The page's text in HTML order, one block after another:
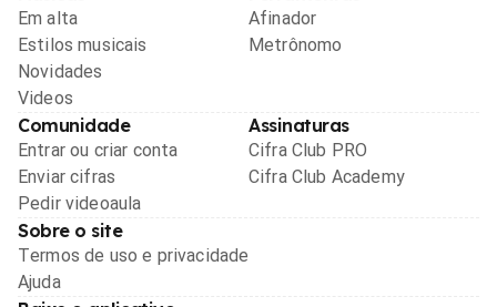
Em alta
Estilos musicais
Novidades
Videos
Afinador
Metrônomo
Comunidade
Entrar ou criar conta
Enviar cifras
Pedir videoaula
Assinaturas
Cifra Club PRO
Cifra Club Academy
Sobre o site
Termos de uso e privacidade
Ajuda